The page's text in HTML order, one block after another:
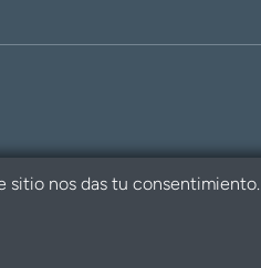
sitio nos das tu consentimiento.